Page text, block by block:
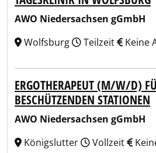
AWO Niedersachsen gGmbH
Wolfsburg
Teilzeit Keine
ERGOTHERAPEUT (M/W/D)
BESCHÜTZENDEN STATIONEN
AWO Niedersachsen gGmbH
Königslutter
Vollzeit